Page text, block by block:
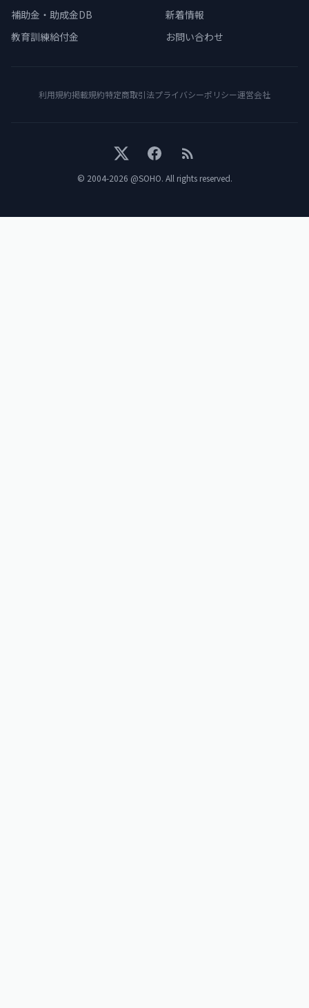
補助金・助成金DB
教育訓練給付金
新着情報
お問い合わせ
利用規約掲載規約特定商取引法プライバシーポリシー運営会社
X Facebook
RSS
© 2004-2026 @SOHO. All rights reserved.